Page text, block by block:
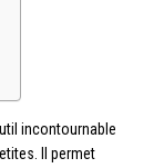
incontournable
Il permet